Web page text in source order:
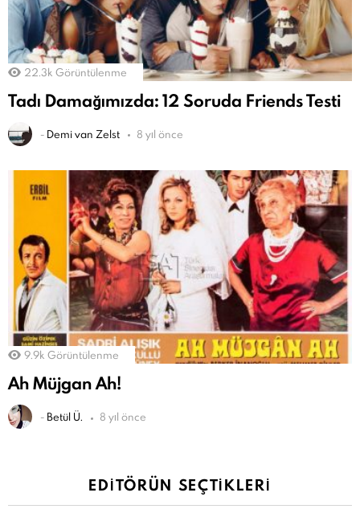
22.3k Görüntülenme
Tadı Damağımızda: 12 Soruda Friends Testi
- Demi van Zelst 8 yıl önce
9.9k Görüntülenme
Ah Müjgan Ah!
- Betül Ü. 8 yıl önce
EDITÖRÜN SEÇTIKLERI